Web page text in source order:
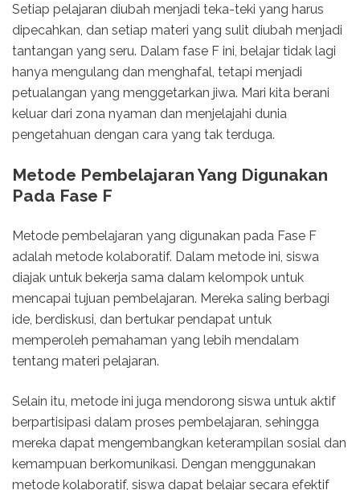
Setiap pelajaran diubah menjadi teka-teki yang harus
dipecahkan, dan setiap materi yang sulit diubah menjadi
tantangan yang seru. Dalam fase F ini, belajar tidak lagi
hanya mengulang dan menghafal, tetapi menjadi
petualangan yang menggetarkan jiwa. Mari kita berani
keluar dari zona nyaman dan menjelajahi dunia
pengetahuan dengan cara yang tak terduga.
Metode Pembelajaran Yang Digunakan
Pada Fase F
Metode pembelajaran yang digunakan pada Fase F
adalah metode kolaboratif. Dalam metode ini, siswa
diajak untuk bekerja sama dalam kelompok untuk
mencapai tujuan pembelajaran. Mereka saling berbagi
ide, berdiskusi, dan bertukar pendapat untuk
memperoleh pemahaman yang lebih mendalam
tentang materi pelajaran.
Selain itu, metode ini juga mendorong siswa untuk aktif
berpartisipasi dalam proses pembelajaran, sehingga
mereka dapat mengembangkan keterampilan sosial dan
kemampuan berkomunikasi. Dengan menggunakan
metode kolaboratif, siswa dapat belajar secara efektif